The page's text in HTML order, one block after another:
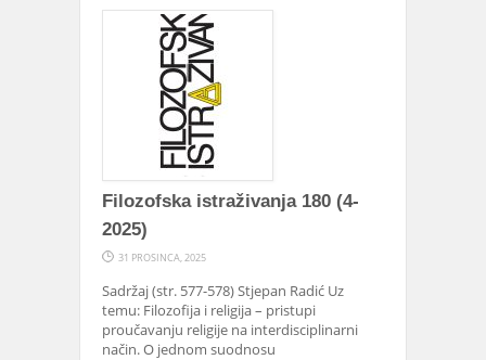
Filozofska istraživanja 180 (4-
2025)
31 PROSINCA, 2025
Sadržaj (str. 577-578) Stjepan Radić Uz
temu: Filozofija i religija – pristupi
proučavanju religije na interdisciplinarni
način. O jednom suodnosu